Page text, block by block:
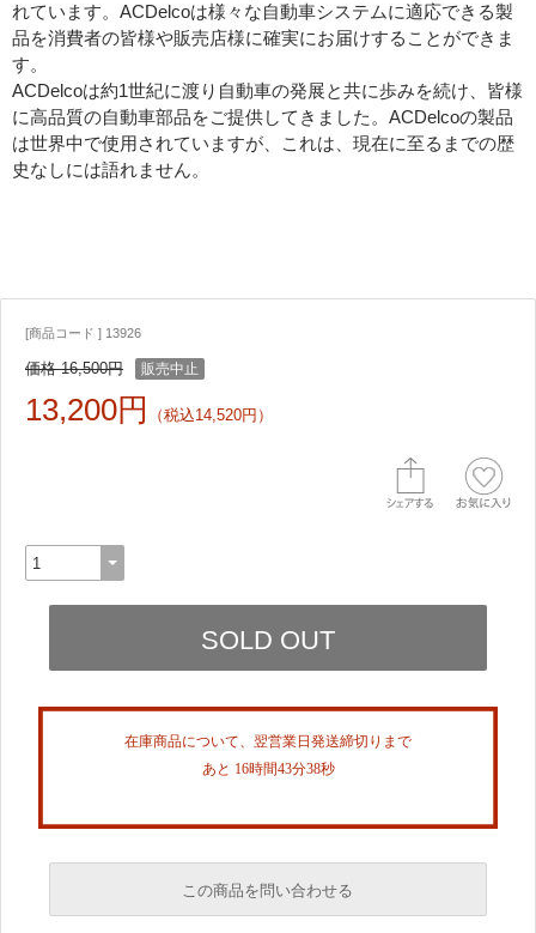
れています。ACDelcoは様々な自動車システムに適応できる製
品を消費者の皆様や販売店様に確実にお届けすることができま
す。
ACDelcoは約1世紀に渡り自動車の発展と共に歩みを続け、皆様
に高品質の自動車部品をご提供してきました。ACDelcoの製品
は世界中で使用されていますが、これは、現在に至るまでの歴
史なしには語れません。
[商品コード ] 13926
価格 16,500円 販売中止
13,200円 （税込14,520円）
在庫商品について、翌営業日発送締切りまで
あと 16時間43分38秒
この商品を問い合わせる